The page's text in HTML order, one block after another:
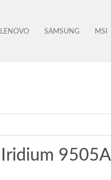
LENOVO SAMSUNG MSI
9505A